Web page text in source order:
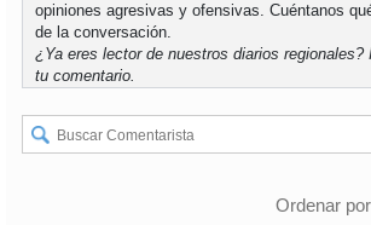
soytemuco
soyvaldivia
soyosorno
opiniones agresivas y ofensivas. Cuéntanos
de la conversación.
¿Ya eres lector de nuestros diarios regionales?
tu comentario.
Ordenar